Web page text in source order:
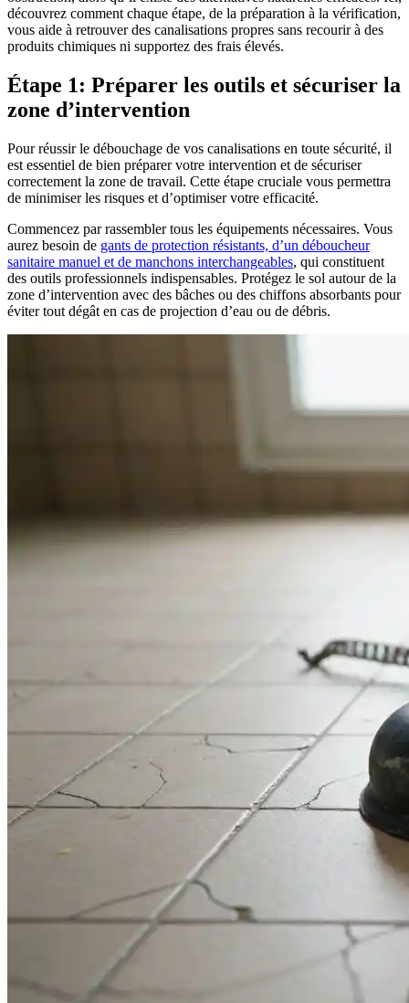
découvrez comment chaque étape, de la préparation à la vérification,
vous aide à retrouver des canalisations propres sans recourir à des
produits chimiques ni supportez des frais élevés.
Étape 1: Préparer les outils et sécuriser la
zone d’intervention
Pour réussir le débouchage de vos canalisations en toute sécurité, il
est essentiel de bien préparer votre intervention et de sécuriser
correctement la zone de travail. Cette étape cruciale vous permettra
de minimiser les risques et d’optimiser votre efficacité.
Commencez par rassembler tous les équipements nécessaires. Vous
aurez besoin de gants de protection résistants, d’un déboucheur
sanitaire manuel et de manchons interchangeables, qui constituent
des outils professionnels indispensables. Protégez le sol autour de la
zone d’intervention avec des bâches ou des chiffons absorbants pour
éviter tout dégât en cas de projection d’eau ou de débris.